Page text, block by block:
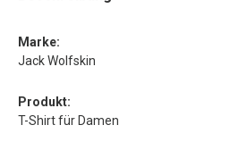
Marke:
Jack Wolfskin
Produkt:
T-Shirt für Damen